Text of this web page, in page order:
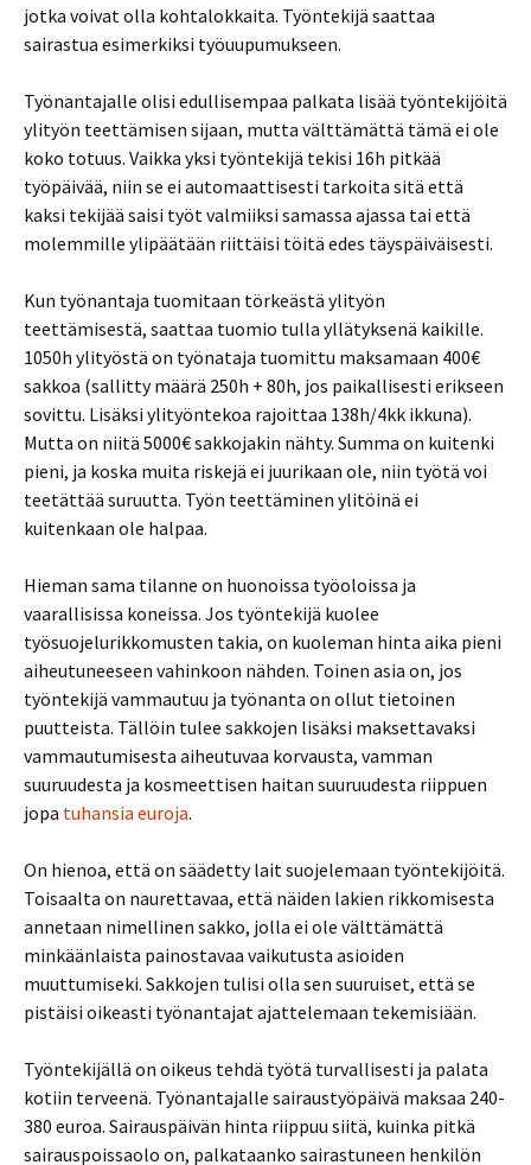
jotka voivat olla kohtalokkaita. Työntekijä saattaa
sairastua esimerkiksi työuupumukseen.
Työnantajalle olisi edullisempaa palkata lisää työntekijöitä
ylityön teettämisen sijaan, mutta välttämättä tämä ei ole
koko totuus. Vaikka yksi työntekijä tekisi 16h pitkää
työpäivää, niin se ei automaattisesti tarkoita sitä että
kaksi tekijää saisi työt valmiiksi samassa ajassa tai että
molemmille ylipäätään riittäisi töitä edes täyspäiväisesti.
Kun työnantaja tuomitaan törkeästä ylityön
teettämisestä, saattaa tuomio tulla yllätyksenä kaikille.
1050h ylityöstä on työnataja tuomittu maksamaan 400€
sakkoa (sallitty määrä 250h + 80h, jos paikallisesti erikseen
sovittu. Lisäksi ylityöntekoa rajoittaa 138h/4kk ikkuna).
Mutta on niitä 5000€ sakkojakin nähty. Summa on kuitenki
pieni, ja koska muita riskejä ei juurikaan ole, niin työtä voi
teetättää suruutta. Työn teettäminen ylitöinä ei
kuitenkaan ole halpaa.
Hieman sama tilanne on huonoissa työoloissa ja
vaarallisissa koneissa. Jos työntekijä kuolee
työsuojelurikkomusten takia, on kuoleman hinta aika pieni
aiheutuneeseen vahinkoon nähden. Toinen asia on, jos
työntekijä vammautuu ja työnanta on ollut tietoinen
puutteista. Tällöin tulee sakkojen lisäksi maksettavaksi
vammautumisesta aiheutuvaa korvausta, vamman
suuruudesta ja kosmeettisen haitan suuruudesta riippuen
jopa tuhansia euroja.
On hienoa, että on säädetty lait suojelemaan työntekijöitä.
Toisaalta on naurettavaa, että näiden lakien rikkomisesta
annetaan nimellinen sakko, jolla ei ole välttämättä
minkäänlaista painostavaa vaikutusta asioiden
muuttumiseki. Sakkojen tulisi olla sen suuruiset, että se
pistäisi oikeasti työnantajat ajattelemaan tekemisiään.
Työntekijällä on oikeus tehdä työtä turvallisesti ja palata
kotiin terveenä. Työnantajalle sairaustyöpäivä maksaa 240-
380 euroa. Sairauspäivän hinta riippuu siitä, kuinka pitkä
sairauspoissaolo on, palkataanko sairastuneen henkilön